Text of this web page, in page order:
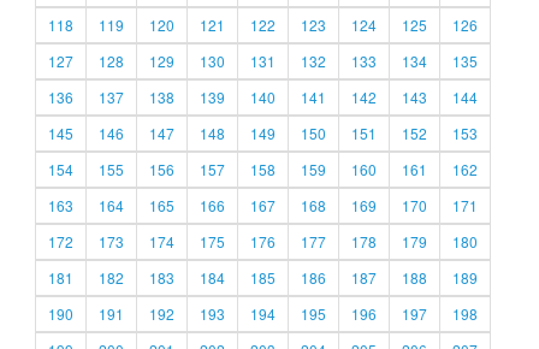
118
119 120 121 122 123 124 125
126
127
128 129 130 131 132 133 134
135
136
137 138 139 140 141 142 143
144
145
146 147 148 149 150 151 152
153
154
155 156 157 158 159 160 161
162
163
164 165 166 167 168 169 170
171
172
173 174 175 176 177 178 179
180
181
182 183 184 185 186 187 188
189
190
191 192 193 194 195 196 197
198